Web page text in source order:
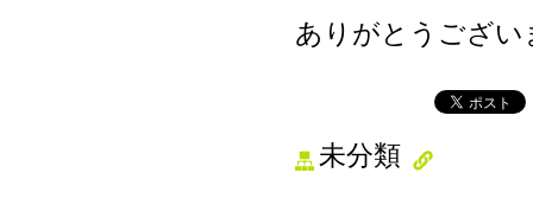
ありがとうござい
未分類